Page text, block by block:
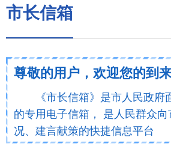
市长信箱
尊敬的用户，欢迎您的到来
《市长信箱》是市人民政
的专用电子信箱， 是人民群众
况、建言献策的快捷信息平台